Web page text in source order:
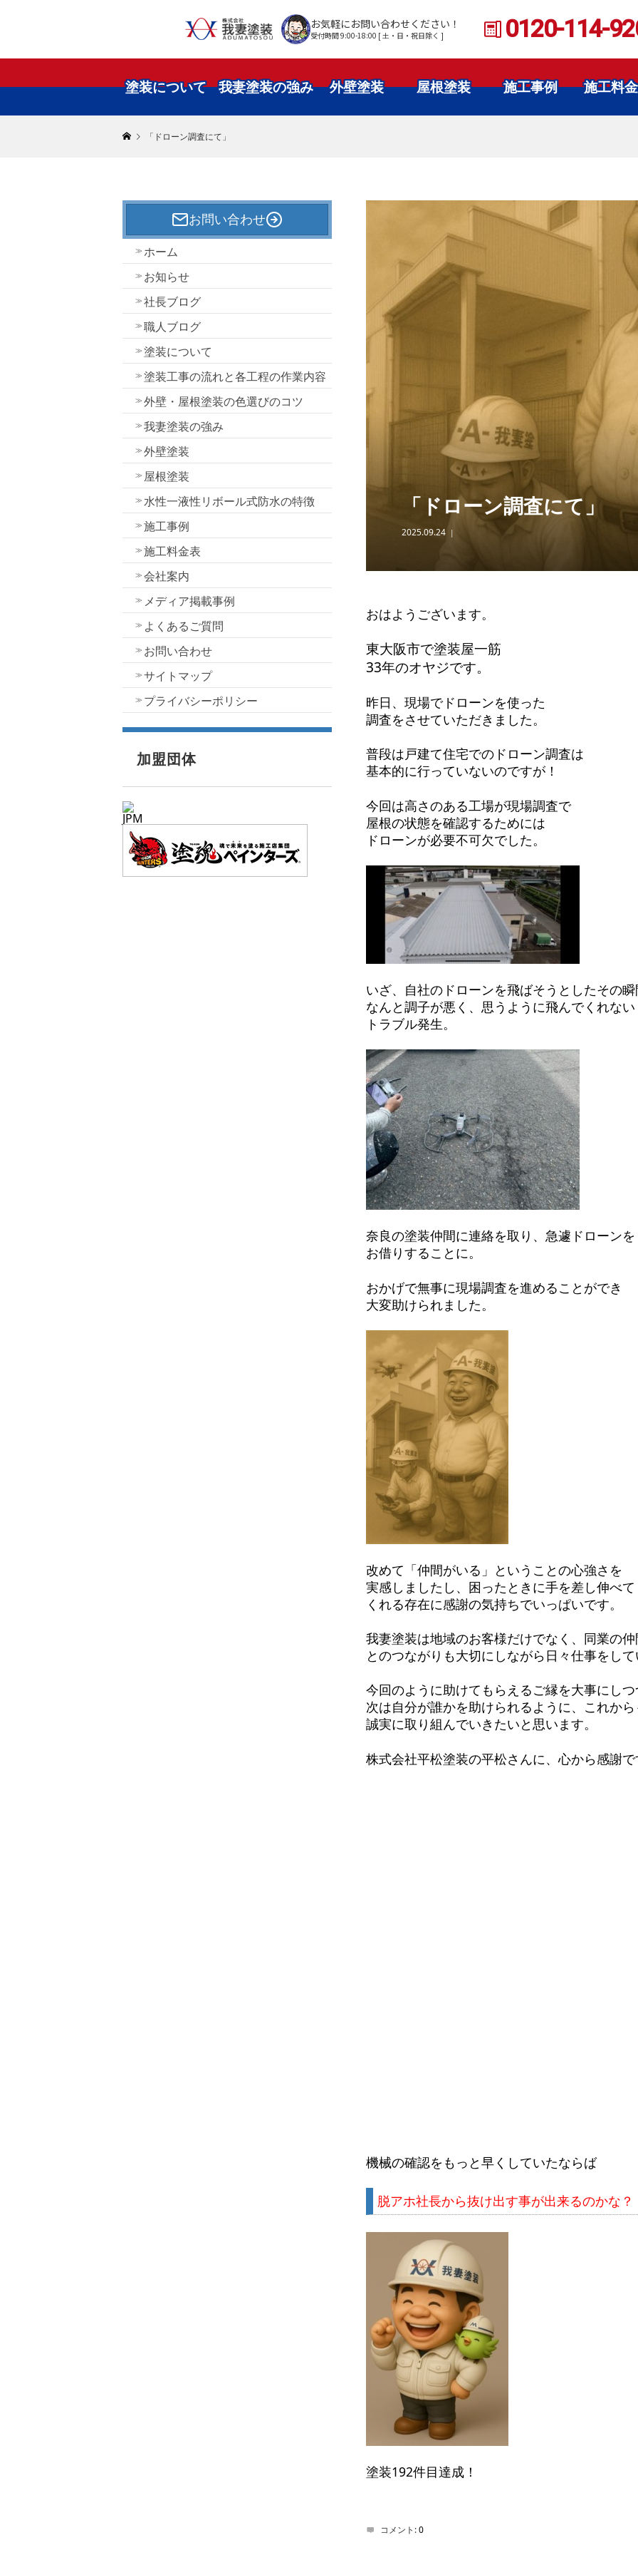
お気軽にお問い合わせください！
受付時間 9:00-18:00 [ 土・日・祝日除く ] 0120-114-
塗装について 我妻塗装の強み 外壁塗装 屋根塗装 施工事例 施工料
「ドローン調査にて」
お問い合わせ
ホーム
お知らせ
社長ブログ
職人ブログ
塗装について
塗装工事の流れと各工程の作業内容
外壁・屋根塗装の色選びのコツ
我妻塗装の強み
外壁塗装
屋根塗装
水性一液性リボール式防水の特徴
施工事例
施工料金表
会社案内
メディア掲載事例
よくあるご質問
お問い合わせ
サイトマップ
プライバシーポリシー
加盟団体
JPM
「ドローン調査にて」
2025.09.24
おはようございます。
東大阪市で塗装屋一筋
33年のオヤジです。
昨日、現場でドローンを使った
調査をさせていただきました。
普段は戸建て住宅でのドローン調査は
基本的に行っていないのですが！
今回は高さのある工場が現場調査で
屋根の状態を確認するためには
ドローンが必要不可欠でした。
いざ、自社のドローンを飛ばそうとしたその
なんと調子が悪く、思うように飛んでくれない
トラブル発生。
奈良の塗装仲間に連絡を取り、急遽ドローンを
お借りすることに。
おかげで無事に現場調査を進めることができ
大変助けられました。
改めて「仲間がいる」ということの心強さを
実感しましたし、困ったときに手を差し伸べて
くれる存在に感謝の気持ちでいっぱいです。
我妻塗装は地域のお客様だけでなく、同業の
とのつながりも大切にしながら日々仕事をし
今回のように助けてもらえるご縁を大事にし
次は自分が誰かを助けられるように、これか
誠実に取り組んでいきたいと思います。
株式会社平松塗装の平松さんに、心から感謝
機械の確認をもっと早くしていたならば
脱アホ社長から抜け出す事が出来るのかな？
塗装192件目達成！
コメント:0